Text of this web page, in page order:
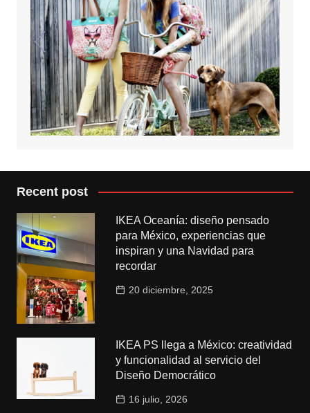
Recent post
IKEA Oceanía: diseño pensado
para México, experiencias que
inspiran y una Navidad para
recordar
20 diciembre, 2025
IKEA PS llega a México: creatividad
y funcionalidad al servicio del
Diseño Democrático
16 julio, 2026